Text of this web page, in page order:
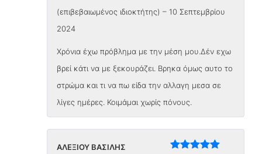
με5από 5
(επιβεβαιωμένος ιδιοκτήτης) – 10 Σεπτεμβρίου
2024
Χρόνια έχω πρόβλημα με την μέση μου.Δέν εχω
βρεί κάτι να με ξεκουράζει. Βρηκα όμως αυτο το
στρώμα και τι να πω είδα την αλλαγη μεσα σε
λίγες ημέρες. Κοιμάμαι χωρίς πόνους.
ΑΛΕΞΙΟΥ ΒΑΣΙΛΗΣ